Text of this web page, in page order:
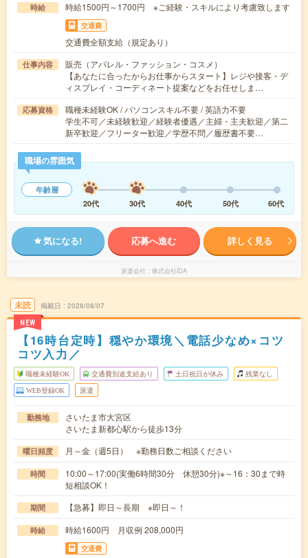
時給 時給1500円～1700円 ※ご経験・スキルにより考慮致します
交通費
交通費全額支給（規定あり）
仕事内容
販売（アパレル・ファッション・コスメ）
【あなたに合ったからお仕事からスタート】レジや接客・デ
ィスプレイ・コーディネート提案などをお任せしま…
応募資格
職種未経験OK / パソコンスキル不要 / 英語力不要
学生不可／未経験歓迎／経験者優遇／主婦・主夫歓迎／第二
新卒歓迎／フリーター歓迎／学歴不問／履歴書不要…
職場の雰囲気
年齢層
20代
30代 40代 50代 60代
気になる! 応募へ進む 詳しく見る
派遣会社 株式会社iDA
未読
NEW
掲載日 2026/08/07
【16時台定時】穏やか環境＼電話少なめ×コツ
コツ入力／
職種未経験OK 交通費別途支給あり 土日祝日が休み 残業なし
WEB登録OK 派遣
勤務地
さいたま市大宮区
さいたま新都心駅から徒歩13分
曜日頻度 月～金（週5日） ※勤務日数ご相談ください
時間
10:00～17:00(実働6時間30分 休憩30分)※～16：30まで時
短相談OK！
期間 【急募】即日～長期 ※即日～！
時給 時給1600円 月収例 208,000円
交通費